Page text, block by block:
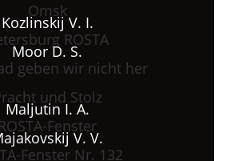
Omsk
Kozlinskij V. I.
ROSTA
Moor D. S.
geben wir nicht her
und Stolz
Maljutin I. A.
ROSTA-Fenster
V. V.
Fenster Nr. 132